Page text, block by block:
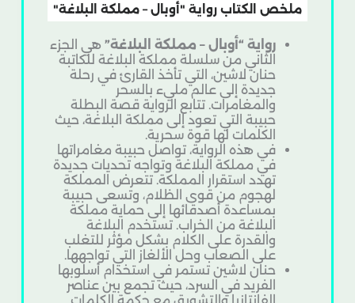
ملخص الكتاب رواية "أوبال – مملكة البلاغة"
رواية “أوبال – مملكة البلاغة”هي الجزء
الثاني من سلسلة مملكة البلاغة للكاتبة
حنان لاشين، التي تأخذ القارئ في رحلة
جديدة إلى عالم مليء بالسحر
والمغامرات. تتابع الرواية قصة البطلة
حبيبة التي تعود إلى مملكة البلاغة، حيث
الكلمات لها قوة سحرية.
في هذه الرواية، تواصل حبيبة مغامراتها
في مملكة البلاغة وتواجه تحديات جديدة
تهدد استقرار المملكة. تتعرض المملكة
لهجوم من قوى الظلام، وتسعى حبيبة
بمساعدة أصدقائها إلى حماية مملكة
البلاغة من الخراب. تستخدم البلاغة
والقدرة على الكلام بشكل مؤثر للتغلب
على الصعاب وحل الألغاز التي تواجهها.
حنان لاشين تستمر في استخدام أسلوبها
الفريد في السرد، حيث تجمع بين عناصر
الفانتازيا والتشويق مع حكمة الكلمات